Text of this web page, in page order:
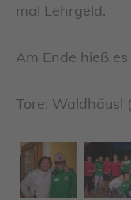
mal Lehrgeld.
Am Ende hieß
Tore: Waldhäusl